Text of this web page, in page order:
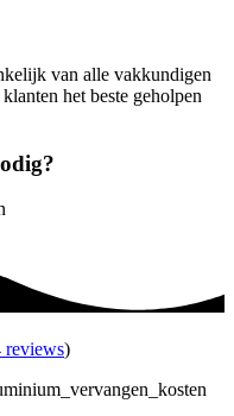
van alle vakkundigen
het beste geholpen
reviews)